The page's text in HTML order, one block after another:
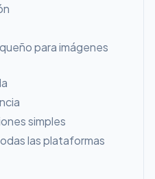
para imágenes
simples
las plataformas